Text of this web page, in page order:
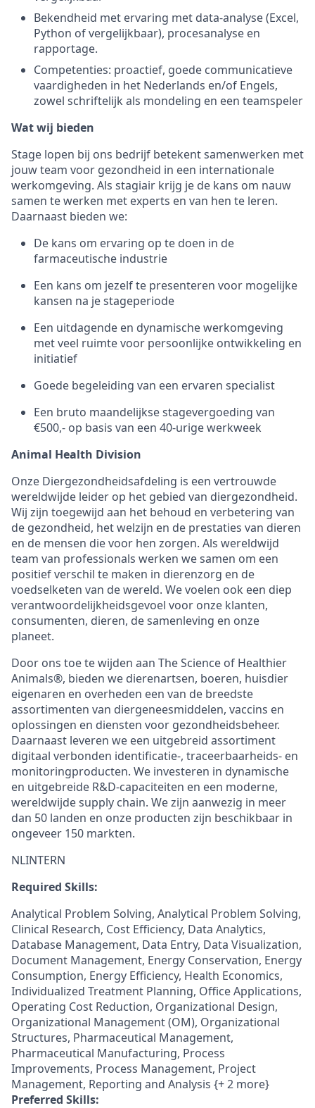
Bekendheid met ervaring met data-analyse (Excel,
Python of vergelijkbaar), procesanalyse en
rapportage.
Competenties: proactief, goede communicatieve
vaardigheden in het Nederlands en/of Engels,
zowel schriftelijk als mondeling en een teamspeler
Wat wij bieden
Stage lopen bij ons bedrijf betekent samenwerken met
jouw team voor gezondheid in een internationale
werkomgeving. Als stagiair krijg je de kans om nauw
samen te werken met experts en van hen te leren.
Daarnaast bieden we:
De kans om ervaring op te doen in de
farmaceutische industrie
Een kans om jezelf te presenteren voor mogelijke
kansen na je stageperiode
Een uitdagende en dynamische werkomgeving
met veel ruimte voor persoonlijke ontwikkeling en
initiatief
Goede begeleiding van een ervaren specialist
Een bruto maandelijkse stagevergoeding van
€500,- op basis van een 40-urige werkweek
Animal Health Division
Onze Diergezondheidsafdeling is een vertrouwde
wereldwijde leider op het gebied van diergezondheid.
Wij zijn toegewijd aan het behoud en verbetering van
de gezondheid, het welzijn en de prestaties van dieren
en de mensen die voor hen zorgen. Als wereldwijd
team van professionals werken we samen om een
positief verschil te maken in dierenzorg en de
voedselketen van de wereld. We voelen ook een diep
verantwoordelijkheidsgevoel voor onze klanten,
consumenten, dieren, de samenleving en onze
planeet.
Door ons toe te wijden aan The Science of Healthier
Animals®, bieden we dierenartsen, boeren, huisdier
eigenaren en overheden een van de breedste
assortimenten van diergeneesmiddelen, vaccins en
oplossingen en diensten voor gezondheidsbeheer.
Daarnaast leveren we een uitgebreid assortiment
digitaal verbonden identificatie-, traceerbaarheids- en
monitoringproducten. We investeren in dynamische
en uitgebreide R&D-capaciteiten en een moderne,
wereldwijde supply chain. We zijn aanwezig in meer
dan 50 landen en onze producten zijn beschikbaar in
ongeveer 150 markten.
NLINTERN
Required Skills:
Analytical Problem Solving, Analytical Problem Solving,
Clinical Research, Cost Efficiency, Data Analytics,
Database Management, Data Entry, Data Visualization,
Document Management, Energy Conservation, Energy
Consumption, Energy Efficiency, Health Economics,
Individualized Treatment Planning, Office Applications,
Operating Cost Reduction, Organizational Design,
Organizational Management (OM), Organizational
Structures, Pharmaceutical Management,
Pharmaceutical Manufacturing, Process
Improvements, Process Management, Project
Management, Reporting and Analysis {+ 2 more}
Preferred Skills: